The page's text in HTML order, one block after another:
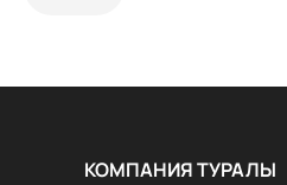
КОМПАНИЯ ТУРАЛЫ